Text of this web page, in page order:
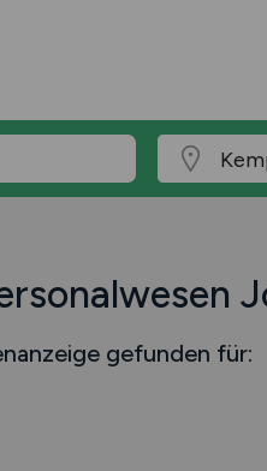
gefunden für: